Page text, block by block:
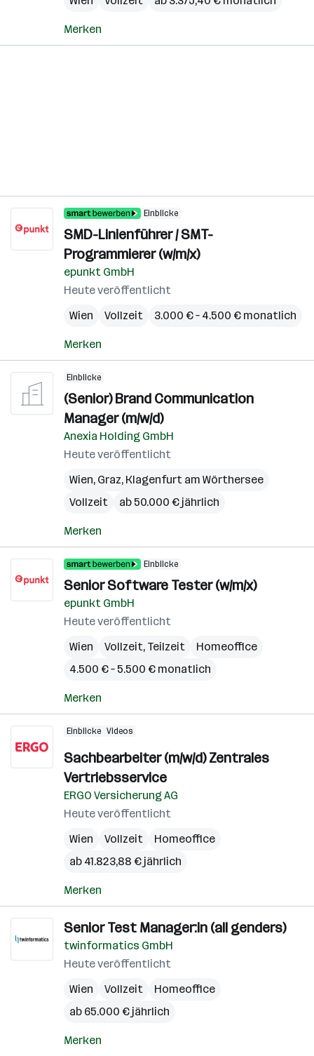
Merken
Einblicke
SMD-Linienführer / SMT-
Programmierer (w/m/x)
epunkt GmbH
Heute veröffentlicht
Wien
Vollzeit 3.000 € – 4.500 € monatlich
Merken
Einblicke
(Senior) Brand Communication
Manager (m/w/d)
Anexia Holding GmbH
Heute veröffentlicht
Wien, Graz, Klagenfurt am Wörthersee
Vollzeit
ab 50.000 € jährlich
Merken
Einblicke
Senior Software Tester (w/m/x)
epunkt GmbH
Heute veröffentlicht
Wien
Vollzeit, Teilzeit
Homeoffice
4.500 € – 5.500 € monatlich
Merken
Einblicke Videos
Sachbearbeiter (m/w/d) Zentrales
Vertriebsservice
ERGO Versicherung AG
Heute veröffentlicht
Wien
Vollzeit
Homeoffice
ab 41.823,88 € jährlich
Merken
Senior Test Manager:in (all genders)
twinformatics GmbH
Heute veröffentlicht
Wien
Vollzeit
Homeoffice
ab 65.000 € jährlich
Merken